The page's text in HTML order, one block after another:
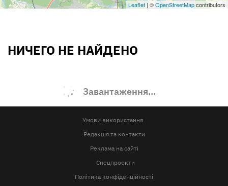
Leaflet | ©OpenStreetMapcontributors
НИЧЕГО НЕ НАЙДЕНО
Завантаження...
Умови використання
Редакція та контакти
Реклама на сайті
Спецпроекти
Політика конфіденційності